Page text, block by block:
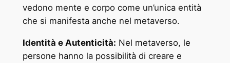
vedono mente e corpo come un’unica entità
che si manifesta anche nel metaverso.
Identità e Autenticità: Nel metaverso, le
persone hanno la possibilità di creare e